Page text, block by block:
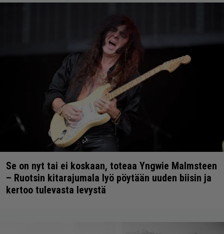
Se on nyt tai ei koskaan, toteaa Yngwie Malmsteen
– Ruotsin kitarajumala lyö pöytään uuden biisin ja
kertoo tulevasta levystä